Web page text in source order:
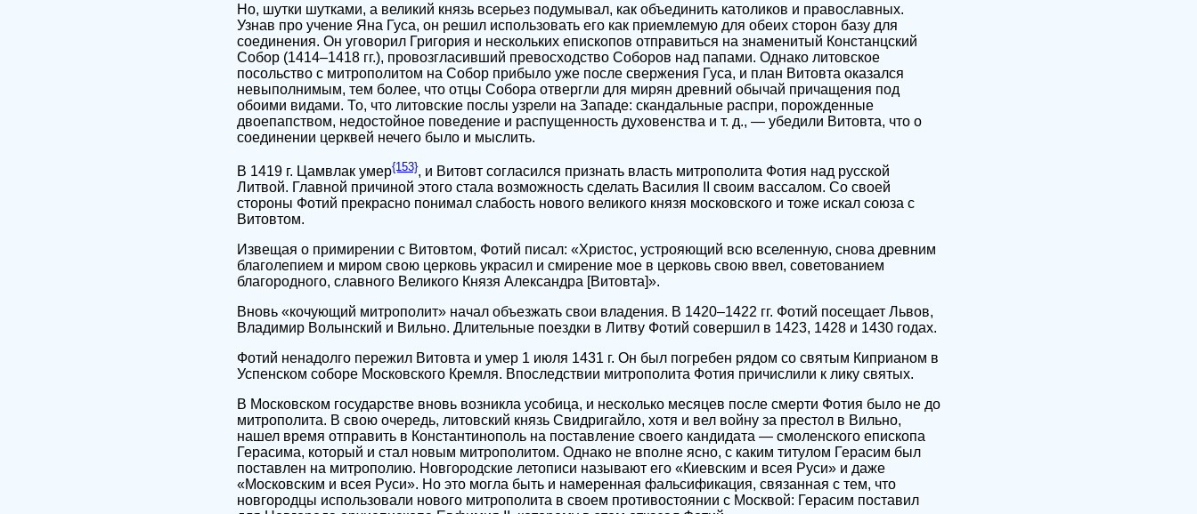
Но, шутки шутками, а великий князь всерьез подумывал, как объединить католиков и православных.
Узнав про учение Яна Гуса, он решил использовать его как приемлемую для обеих сторон базу для
соединения. Он уговорил Григория и нескольких епископов отправиться на знаменитый Констанцский
Собор (1414–1418 гг.), провозгласивший превосходство Соборов над папами. Однако литовское
посольство с митрополитом на Собор прибыло уже после свержения Гуса, и план Витовта оказался
невыполнимым, тем более, что отцы Собора отвергли для мирян древний обычай причащения под
обоими видами. То, что литовские послы узрели на Западе: скандальные распри, порожденные
двоепапством, недостойное поведение и распущенность духовенства и т. д., — убедили Витовта, что о
соединении церквей нечего было и мыслить.
В 1419 г. Цамвлак умер{153}, и Витовт согласился признать власть митрополита Фотия над русской
Литвой. Главной причиной этого стала возможность сделать Василия II своим вассалом. Со своей
стороны Фотий прекрасно понимал слабость нового великого князя московского и тоже искал союза с
Витовтом.
Извещая о примирении с Витовтом, Фотий писал: «Христос, устрояющий всю вселенную, снова древним
благолепием и миром свою церковь украсил и смирение мое в церковь свою ввел, советованием
благородного, славного Великого Князя Александра [Витовта]».
Вновь «кочующий митрополит» начал объезжать свои владения. В 1420–1422 гг. Фотий посещает Львов,
Владимир Волынский и Вильно. Длительные поездки в Литву Фотий совершил в 1423, 1428 и 1430 годах.
Фотий ненадолго пережил Витовта и умер 1 июля 1431 г. Он был погребен рядом со святым Киприаном в
Успенском соборе Московского Кремля. Впоследствии митрополита Фотия причислили к лику святых.
В Московском государстве вновь возникла усобица, и несколько месяцев после смерти Фотия было не до
митрополита. В свою очередь, литовский князь Свидригайло, хотя и вел войну за престол в Вильно,
нашел время отправить в Константинополь на поставление своего кандидата — смоленского епископа
Герасима, который и стал новым митрополитом. Однако не вполне ясно, с каким титулом Герасим был
поставлен на митрополию. Новгородские летописи называют его «Киевским и всея Руси» и даже
«Московским и всея Руси». Но это могла быть и намеренная фальсификация, связанная с тем, что
новгородцы использовали нового митрополита в своем противостоянии с Москвой: Герасим поставил